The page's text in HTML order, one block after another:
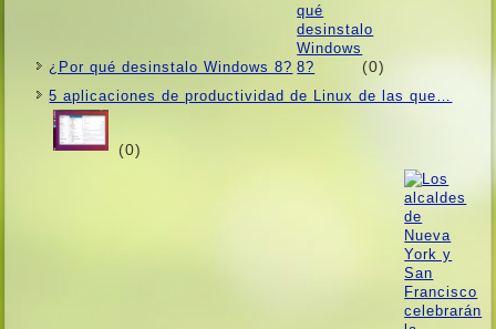
¿Por qué desinstalo Windows 8? (0)
5 aplicaciones de productividad de Linux de las que…
(0)